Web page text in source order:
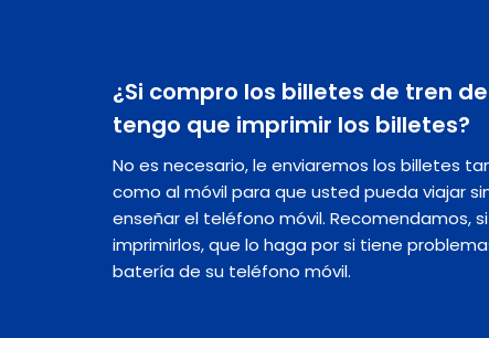
¿Si compro los billetes de tren
tengo que imprimir los billetes?
No es necesario, le enviaremos los billetes
como al móvil para que usted pueda viajar
enseñar el teléfono móvil. Recomendamos,
imprimirlos, que lo haga por si tiene
batería de su teléfono móvil.